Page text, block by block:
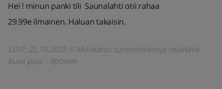
Hei ! minun panki tili Saunalahti otii rahaa
29.99e ilmainen. Haluan takaisin.
EDIT: 22.10.2025 // Muokattu tunnistetietoja sisältävä
kuva pois. - Ilponen